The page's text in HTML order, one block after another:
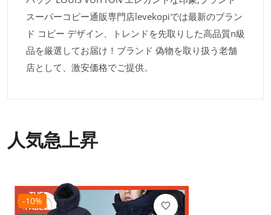
スーパーコピー通販専門店levekopiでは最新のブラン
ド コピー デザイン、トレンドを先取りした高品質n級
品を厳選してお届け！ブランド 偽物を取り扱う老舗
店として、激安価格でご提供。
人気急上昇
-10%